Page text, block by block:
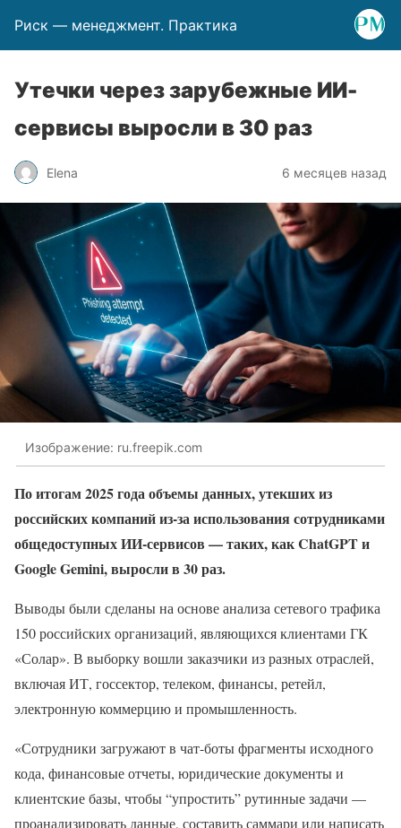
Риск — менеджмент. Практика
Утечки через зарубежные ИИ-
сервисы выросли в 30 раз
Elena 6 месяцев назад
Изображение: ru.freepik.com
По итогам 2025 года объемы данных, утекших из
российских компаний из-за использования сотрудниками
общедоступных ИИ-сервисов — таких, как ChatGPT и
Google Gemini, выросли в 30 раз.
Выводы были сделаны на основе анализа сетевого трафика
150 российских организаций, являющихся клиентами ГК
«Солар». В выборку вошли заказчики из разных отраслей,
включая ИТ, госсектор, телеком, финансы, ретейл,
электронную коммерцию и промышленность.
«Сотрудники загружают в чат-боты фрагменты исходного
кода, финансовые отчеты, юридические документы и
клиентские базы, чтобы “упростить” рутинные задачи —
проанализировать данные, составить саммари или написать